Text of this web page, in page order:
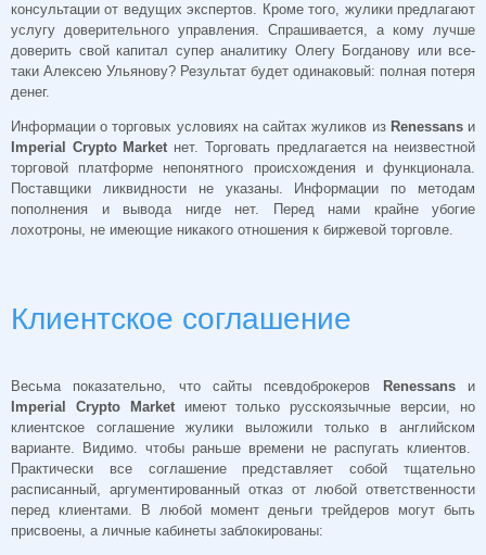
консультации от ведущих экспертов. Кроме того, жулики предлагают
услугу доверительного управления. Спрашивается, а кому лучше
доверить свой капитал супер аналитику Олегу Богданову или все-
таки Алексею Ульянову? Результат будет одинаковый: полная потеря
денег.
Информации о торговых условиях на сайтах жуликов из Renessansи
Imperial Crypto Market нет. Торговать предлагается на неизвестной
торговой платформе непонятного происхождения и функционала.
Поставщики ликвидности не указаны. Информации по методам
пополнения и вывода нигде нет. Перед нами крайне убогие
лохотроны, не имеющие никакого отношения к биржевой торговле.
Клиентское соглашение
Весьма показательно, что сайты псевдоброкеров Renessansи
Imperial Crypto Market имеют только русскоязычные версии, но
клиентское соглашение жулики выложили только в английском
варианте. Видимо. чтобы раньше времени не распугать клиентов.
Практически все соглашение представляет собой тщательно
расписанный, аргументированный отказ от любой ответственности
перед клиентами. В любой момент деньги трейдеров могут быть
присвоены, а личные кабинеты заблокированы: